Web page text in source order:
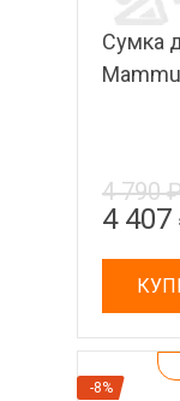
Сумка
4 790
4 407
-8%